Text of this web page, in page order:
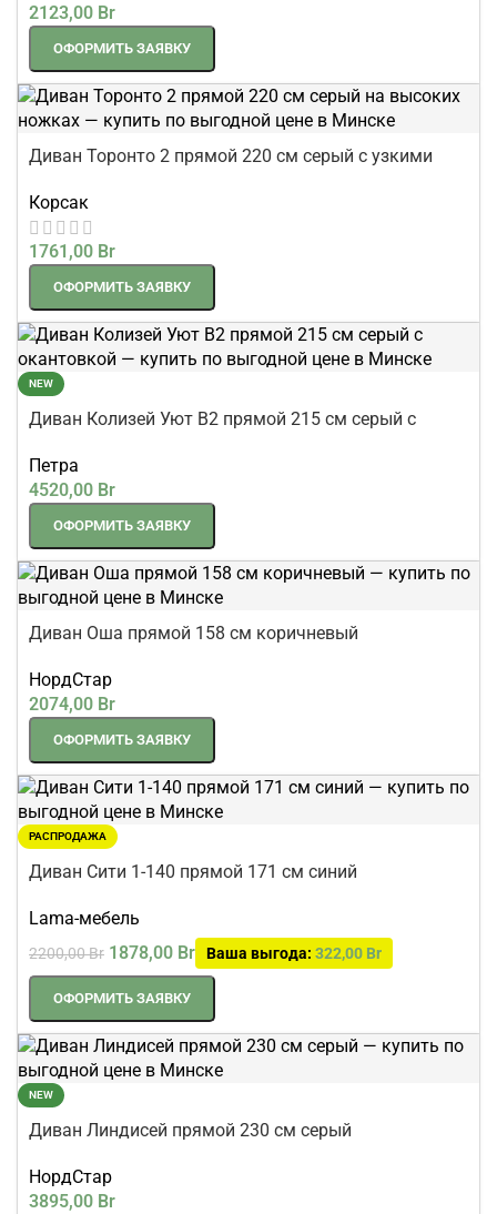
2123,00 Br
ОФОРМИТЬ ЗАЯВКУ
Диван Торонто 2 прямой 220 см серый с узкими
Корсак
1761,00 Br
ОФОРМИТЬ ЗАЯВКУ
NEW
Диван Колизей Уют В2 прямой 215 см серый с
Петра
4520,00 Br
ОФОРМИТЬ ЗАЯВКУ
Диван Оша прямой 158 см коричневый
НордСтар
2074,00 Br
ОФОРМИТЬ ЗАЯВКУ
РАСПРОДАЖА
Диван Сити 1-140 прямой 171 см синий
Lama-мебель
2200,00Br 1878,00 Br Ваша выгода: 322,00 Br
ОФОРМИТЬ ЗАЯВКУ
NEW
Диван Линдисей прямой 230 см серый
НордСтар
3895,00 Br